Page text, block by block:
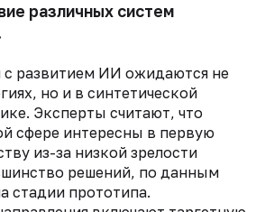
различных систем
развитием ИИ ожидаются не
но и в синтетической
Эксперты считают, что
сфере интересны в первую
из-за низкой зрелости
решений, по данным
стадии прототипа.